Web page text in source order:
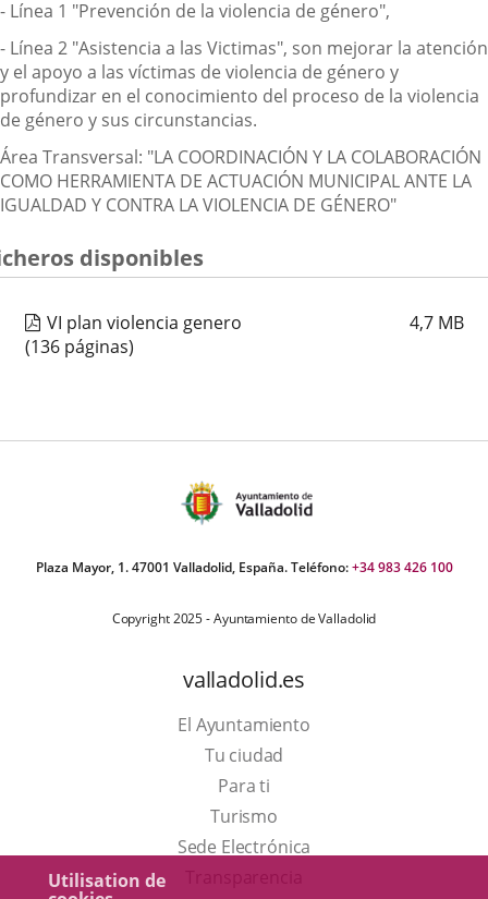
Utilisation de
- Línea 1 "Prevención de la violencia de género",
- Línea 2 "Asistencia a las Victimas", son mejorar la atención
y el apoyo a las víctimas de violencia de género y
profundizar en el conocimiento del proceso de la violencia
de género y sus circunstancias.
Área Transversal: "LA COORDINACIÓN Y LA COLABORACIÓN
COMO HERRAMIENTA DE ACTUACIÓN MUNICIPAL ANTE LA
IGUALDAD Y CONTRA LA VIOLENCIA DE GÉNERO"
disponibles
VI plan violencia genero 4,7 MB
(136 páginas)
Plaza Mayor, 1. 47001 Valladolid, España. Teléfono:+34 983 426 100
Copyright 2025 - Ayuntamiento de Valladolid
valladolid.es
El Ayuntamiento
Tu ciudad
Para ti
TurismoEste
enlace
Sede Electrónica